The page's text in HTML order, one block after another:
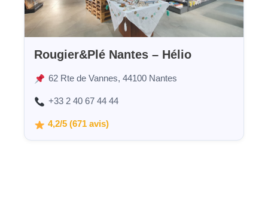
Rougier&Plé Nantes – Hélio
62 Rte de Vannes, 44100 Nantes
+33 2 40 67 44 44
4,2/5 (671 avis)